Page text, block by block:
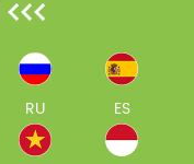
RU ES